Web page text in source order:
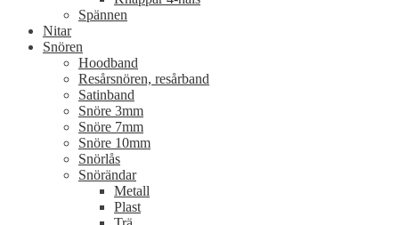
Spännen
Nitar
Snören
Hoodband
Resårsnören, resårband
Satinband
Snöre 3mm
Snöre 7mm
Snöre 10mm
Snörlås
Snörändar
Metall
Plast